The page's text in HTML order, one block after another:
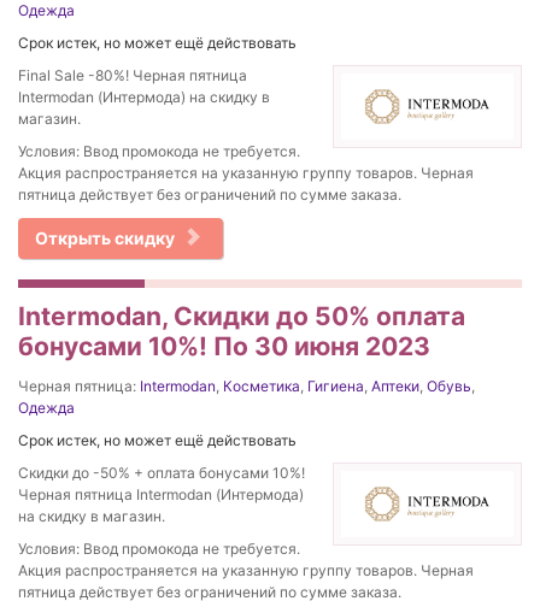
Одежда
Срок истек, но может ещё действовать
Final Sale -80%! Черная пятница
Intermodan (Интермода) на скидку в
магазин.
Условия: Ввод промокода не требуется.
Акция распространяется на указанную группу товаров. Черная
пятница действует без ограничений по сумме заказа.
Открыть скидку
Intermodan, Скидки до 50% оплата
бонусами 10%! По 30 июня 2023
Черная пятница: Intermodan, Косметика, Гигиена, Аптеки, Обувь,
Одежда
Срок истек, но может ещё действовать
Скидки до -50% + оплата бонусами 10%!
Черная пятница Intermodan (Интермода)
на скидку в магазин.
Условия: Ввод промокода не требуется.
Акция распространяется на указанную группу товаров. Черная
пятница действует без ограничений по сумме заказа.